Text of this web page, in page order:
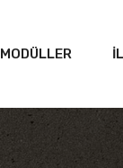
MODÜLLER